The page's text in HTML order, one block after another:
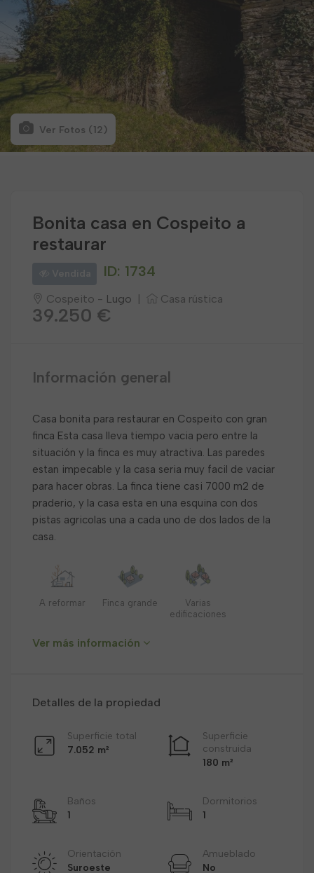
Ver Fotos (12)
Bonita casa en Cospeito a
restaurar
ID: 1734
Cospeito - Lugo Casa rústica
39.250 €
Información general
Casa bonita para restaurar en Cospeito con gran
finca Esta casa lleva tiempo vacia pero entre la
situación y la finca es muy atractiva. Las paredes
estan impecable y la casa seria muy facil de vaciar
para hacer obras. La finca tiene casi 7000 m2 de
praderio, y la casa esta en una esquina con dos
pistas agricolas una a cada uno de dos lados de la
casa.
A reformar Finca grande
Varias
edificaciones
Ver más información
Detalles de la propiedad
Superficie total
7.052 m²
Superficie
construida
180 m²
Baños
1
Dormitorios
1
Orientación
Suroeste
Amueblado
No